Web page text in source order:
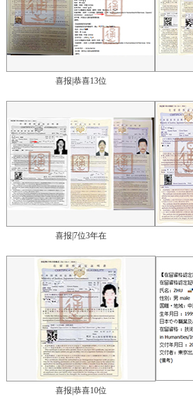
喜报|恭喜13位
喜报|7位3年在
喜报|恭喜10位